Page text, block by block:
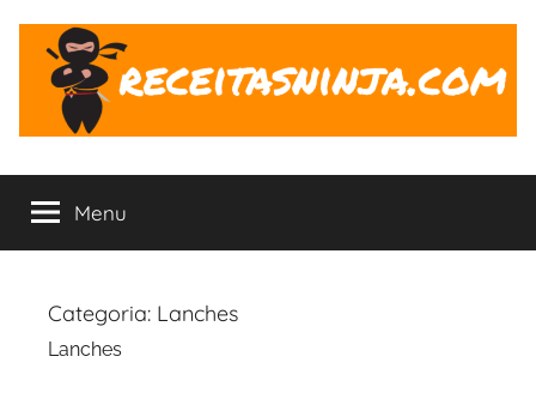
conteúdo
Receitas
ninja
na
Cozinha
Menu
Categoria: Lanches
Lanches